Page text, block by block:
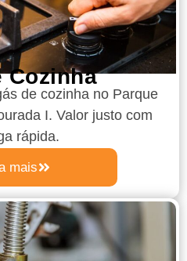
Cozinha
de cozinha no Parque
I. Valor justo com
rápida.
mais